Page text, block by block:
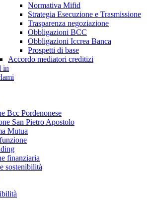
Normativa Mifid
Strategia Esecuzione e Trasmissione
Trasparenza negoziazione
Obbligazioni BCC
Obbligazioni Iccrea Banca
Prospetti di base
Accordo mediatori creditizi
in
Bcc Pordenonese
San Pietro Apostolo
Mutua
finanziaria
sostenibilità